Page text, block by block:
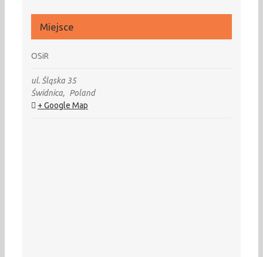
Miejsce
OSiR
ul. Śląska 35
Świdnica, Poland
+ Google Map